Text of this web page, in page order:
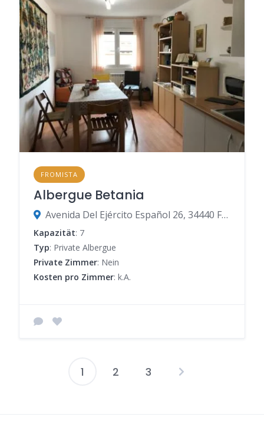
FROMISTA
Albergue Betania
Avenida Del Ejército Español 26, 34440 Frómista, Palencia, Spanien
Kapazität: 7
Typ: Private Albergue
Private Zimmer: Nein
Kosten pro Zimmer: k.A.
1 2 3